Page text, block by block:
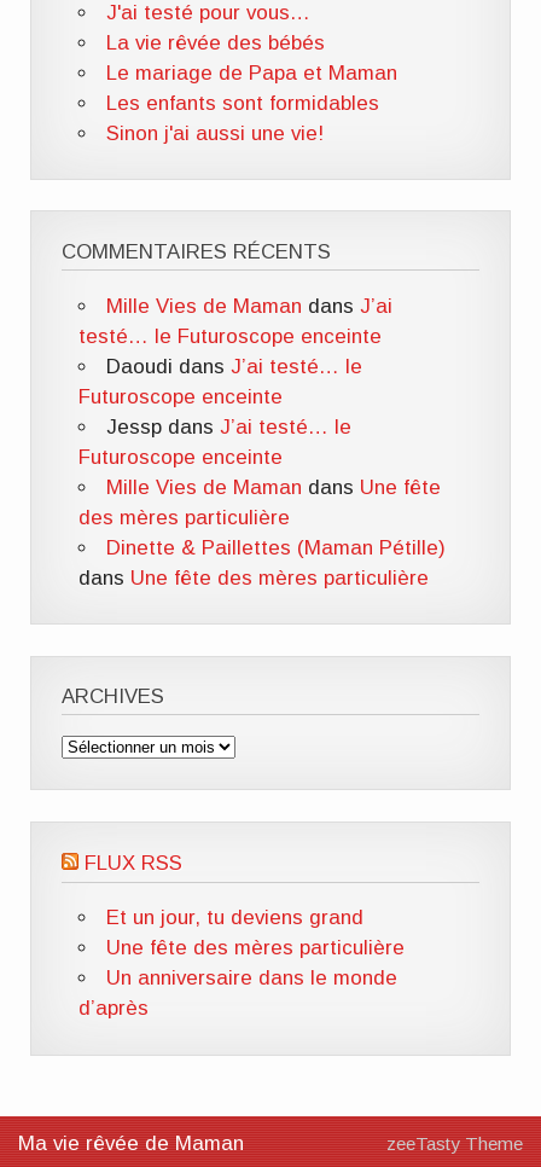
J'ai testé pour vous…
La vie rêvée des bébés
Le mariage de Papa et Maman
Les enfants sont formidables
Sinon j'ai aussi une vie!
COMMENTAIRES RÉCENTS
Mille Vies de Maman dans J’ai
testé… le Futuroscope enceinte
Daoudi dans J’ai testé… le
Futuroscope enceinte
Jesspdans J’ai testé… le
Futuroscope enceinte
Mille Vies de Maman dans Une fête
des mères particulière
Dinette & Paillettes (Maman Pétille)
dans Une fête des mères particulière
ARCHIVES
Archives
FLUX RSS
Et un jour, tu deviens grand
Une fête des mères particulière
Un anniversaire dans le monde
d’après
Ma vie rêvée de Maman zeeTasty Theme